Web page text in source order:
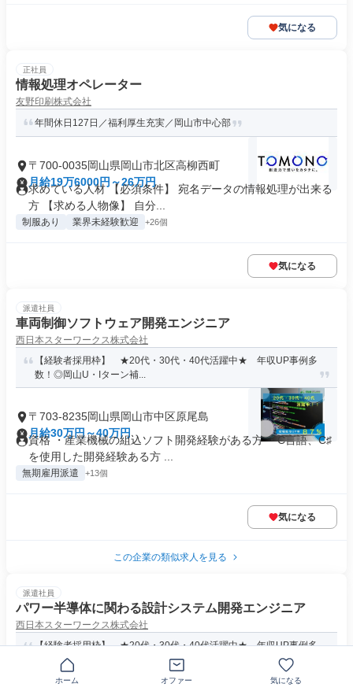
気になる
正社員
情報処理オペレーター
友野印刷株式会社
年間休日127日／福利厚生充実／岡山市中心部
〒700-0035岡山県岡山市北区高柳西町
月給19万6000円～26万円
求めている人材 【必須条件】 宛名データの情報処理が出来る
方 【求める人物像】 自分...
制服あり 業界未経験歓迎 +26個
気になる
派遣社員
車両制御ソフトウェア開発エンジニア
西日本スターワークス株式会社
【経験者採用枠】 ★20代・30代・40代活躍中★ 年収UP事例多
数！◎岡山U・Iターン補...
〒703-8235岡山県岡山市中区原尾島
月給30万円～40万円
資格 ・産業機械の組込ソフト開発経験がある方 ・C言語、C♯
を使用した開発経験ある方 ...
無期雇用派遣 +13個
気になる
この企業の類似求人を見る
派遣社員
パワー半導体に関わる設計システム開発エンジニア
西日本スターワークス株式会社
【経験者採用枠】 ★20代・30代・40代活躍中★ 年収UP事例多
数！◎岡山U・Iターン補...
ホーム オファー 気になる